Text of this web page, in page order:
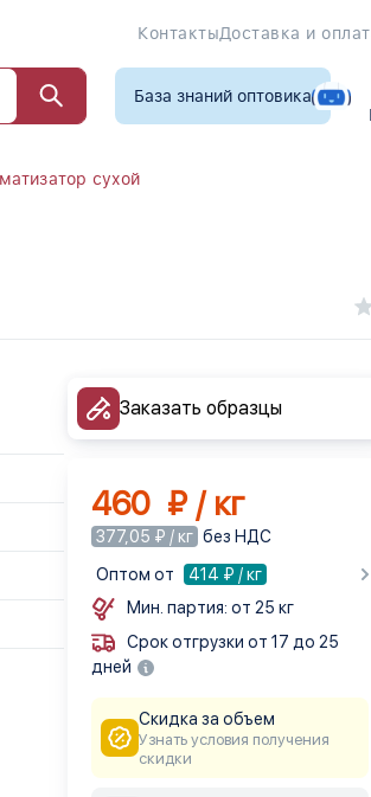
КонтактыДоставка и
База знаний оптовика
сухой
Заказать образцы
460 ₽ / кг
377,05 ₽ / кг без НДС
Оптом от
414 ₽ / кг
Мин. партия: от 25 кг
Срок отгрузки от 17 до 25
дней
Скидка за объем
Узнать условия получения
скидки